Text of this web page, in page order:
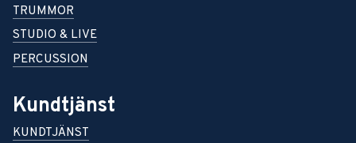
TRUMMOR
STUDIO & LIVE
PERCUSSION
Kundtjänst
KUNDTJÄNST